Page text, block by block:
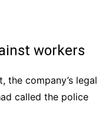
workers
the company’s legal
called the police